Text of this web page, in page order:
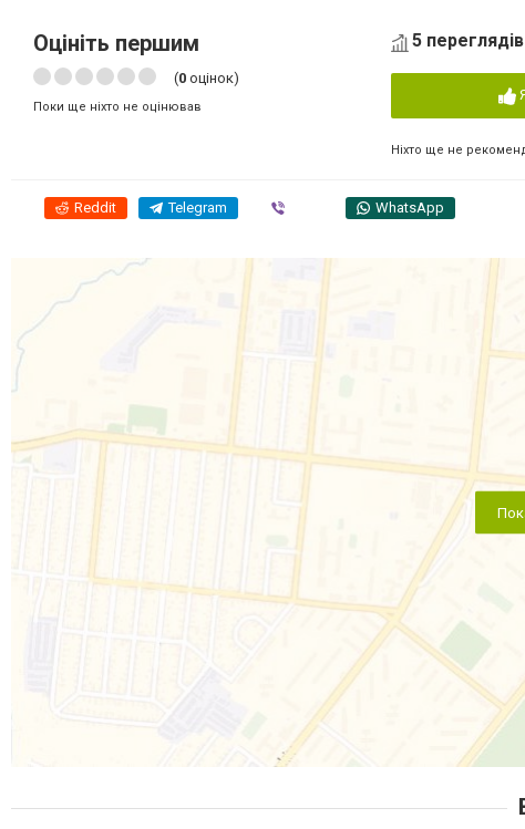
Оцініть першим
(0 оцінок)
Поки ще ніхто не оцінював
5
Ніхто ще не
Reddit Telegram WhatsApp